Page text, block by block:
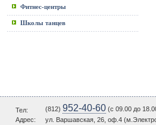
Фитнес-центры
Школы танцев
Тел: (812) 952-40-60 (c 09.00 до
Адрес:
ул. Варшавская, 26, оф.4